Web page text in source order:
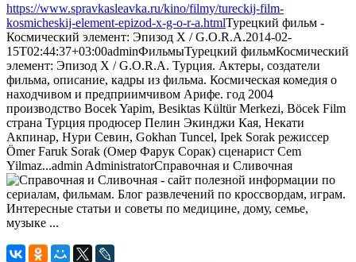
https://www.spravkasleavka.ru/kino/filmy/tureckij-film-
kosmicheskij-element-epizod-x-g-o-r-a.htmlТурецкий фильм -
Космический элемент: Эпизод X / G.O.R.A.2014-02-
15T02:44:37+03:00adminФильмыТурецкий фильмКосмический
элемент: Эпизод X / G.O.R.A. Турция. Актеры, создатели
фильма, описание, кадры из фильма. Космическая комедия о
находчивом и предприимчивом Арифе. год 2004
производство Bocek Yapim, Besiktas Kültür Merkezi, Böcek Film
страна Турция продюсер Пелин Экинджи Кая, Некати
Акпинар, Нури Севин, Gokhan Tuncel, Ipek Sorak режиссер
Ömer Faruk Sorak (Омер Фарук Сорак) сценарист Cem
Yilmaz...admin AdministratorСправочная и Сливочная